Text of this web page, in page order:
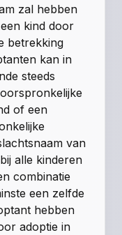
zal hebben
kind door
betrekking
kan in
steeds
of een
van
alle kinderen
combinatie
een zelfde
hebben
adoptie in